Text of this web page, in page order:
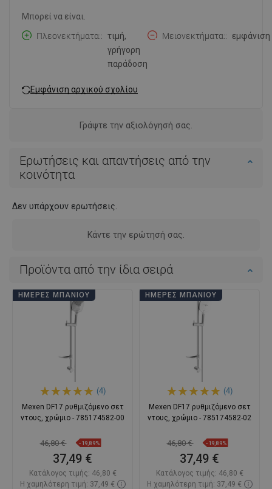
Μπορεί να είναι.
Πλεονεκτήματα:
τιμή,
γρήγορη
παράδοση
Μειονεκτήματα: εμφάνιση
Εμφάνιση αρχικού σχολίου
Γράψτε την αξιολόγησή σας.
Ερωτήσεις και απαντήσεις από την
κοινότητα
Δεν υπάρχουν ερωτήσεις.
Κάντε την ερώτησή σας.
Προϊόντα από την ίδια σειρά
ΗΜΈΡΕΣ ΜΠΆΝΙΟΥ
(4)
Mexen DF17 ρυθμιζόμενο σετ
ντους, χρώμιο - 785174582-00
46,80 € -19,89%
37,49 €
Κατάλογος τιμής: 46,80 €
Η χαμηλότερη τιμή: 37,49 €
ΗΜΈΡΕΣ ΜΠΆΝΙΟΥ
(4)
Mexen DF17 ρυθμιζόμενο σετ
ντους, χρώμιο - 785174582-02
46,80 € -19,89%
37,49 €
Κατάλογος τιμής: 46,80 €
Η χαμηλότερη τιμή: 37,49 €